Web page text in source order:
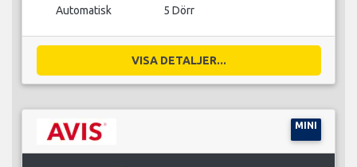
Automatisk 5 Dörr
VISA DETALJER...
MINI